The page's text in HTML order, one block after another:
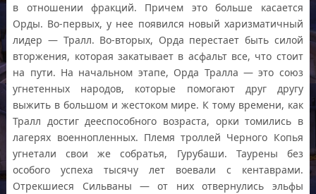
в отношении фракций. Причем это больше касается
Орды. Во-первых, у нее появился новый харизматичный
лидер — Тралл. Во-вторых, Орда перестает быть силой
вторжения, которая закатывает в асфальт все, что стоит
на пути. На начальном этапе, Орда Тралла — это союз
угнетенных народов, которые помогают друг другу
выжить в большом и жестоком мире. К тому времени, как
Тралл достиг дееспособного возраста, орки томились в
лагерях военнопленных. Племя троллей Черного Копья
угнетали свои же собратья, Гурубаши. Таурены без
особого успеха тысячу лет воевали с кентаврами.
Отрекшиеся Сильваны — от них отвернулись эльфы